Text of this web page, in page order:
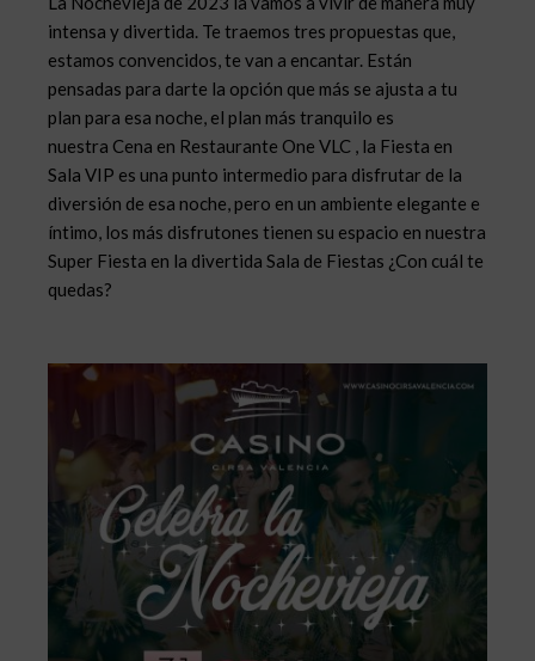
intensa y divertida. Te traemos tres propuestas que,
estamos convencidos, te van a encantar. Están
pensadas para darte la opción que más se ajusta a tu
plan para esa noche, el plan más tranquilo es
nuestra Cena en Restaurante One VLC , la Fiesta en
Sala VIP es una punto intermedio para disfrutar de la
diversión de esa noche, pero en un ambiente elegante e
íntimo, los más disfrutones tienen su espacio en nuestra
Super Fiesta en la divertida Sala de Fiestas ¿Con cuál te
quedas?